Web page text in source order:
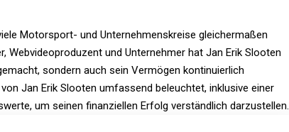
Motorsport- und Unternehmenskreise gleichermaßen
und Unternehmer hat Jan Erik Slooten
sondern auch sein Vermögen kontinuierlich
Jan Erik Slooten umfassend beleuchtet, inklusive einer
um seinen finanziellen Erfolg verständlich darzustellen.